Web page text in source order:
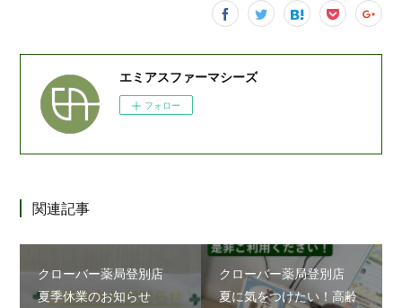
エミアスファーマシーズ
フォロー
関連記事
クローバー薬局登別店
夏季休業のお知らせ
クローバー薬局登別店
夏に気をつけたい！高齢